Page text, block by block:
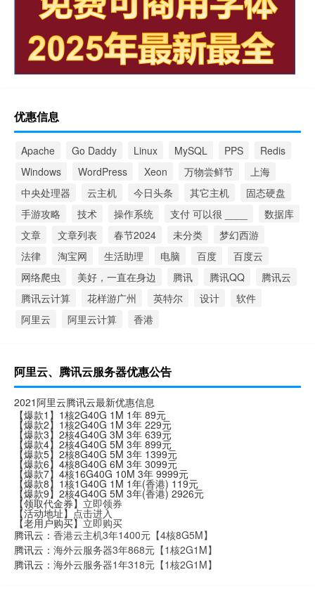
优惠信息
Apache Go Daddy Linux MySQL PPS
Redis
Windows
WordPress Xeon 万物尝鲜节
上海
中央处理器
云主机 今日头条 其它主机
固态硬盘
手游攻略
技术 操作系统 支付 可以很 ____
数据库
文章
文章列表 春节2024 未分类
梦幻西游
法律
淘宝网 生活助理 电脑 百度
百度云
网络爬虫
美好，一直在身边 腾讯 腾讯QQ
腾讯云
腾讯云计算
花样游广州 英特尔 设计
软件
阿里云
阿里云计算 香港
阿里云、腾讯云服务器优惠公告
2021阿里云腾讯云最新优惠信息
【爆款1】1核2G40G 1M 1年 89元
【爆款2】1核2G40G 1M 3年 229元
【爆款3】2核4G40G 3M 3年 639元
【爆款4】2核4G40G 5M 3年 899元
【爆款5】2核8G40G 5M 3年 1399元
【爆款6】4核8G40G 6M 3年 3099元
【爆款7】4核16G40G 10M 3年 9999元
【爆款8】1核1G40G 1M 1年(香港) 119元
【爆款9】2核4G40G 5M 3年(香港) 2926元
【领取代金券】 立即领券
【活动地址】 点击进入
【老用户购买】立即购买
腾讯云： 香港云主机3年1400元【4核8G5M】
腾讯云： 海外云服务器3年868元【1核2G1M】
腾讯云： 海外云服务器1年318元【1核2G1M】